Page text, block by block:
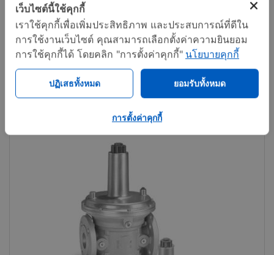
Call now Share
เว็บไซต์นี้ใช้คุกกี้
เราใช้คุกกี้เพื่อเพิ่มประสิทธิภาพ และประสบการณ์ที่ดีใน
การใช้งานเว็บไซต์ คุณสามารถเลือกตั้งค่าความยินยอม
การใช้คุกกี้ได้ โดยคลิก "การตั้งค่าคุกกี้" นโยบายคุกกี้
ปฏิเสธทั้งหมด ยอมรับทั้งหมด
การตั้งค่าคุกกี้